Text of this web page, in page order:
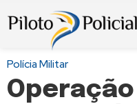
Polícia Militar